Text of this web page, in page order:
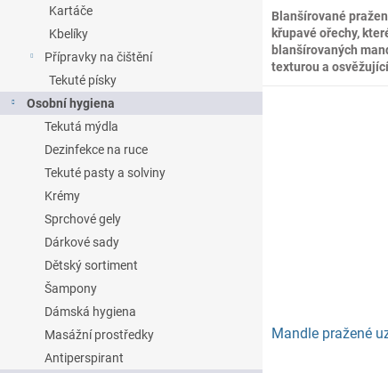
Kartáče
Kbelíky
Přípravky na čištění
Tekuté písky
Osobní hygiena
Tekutá mýdla
Dezinfekce na ruce
Tekuté pasty a solviny
Krémy
Sprchové gely
Dárkové sady
Dětský sortiment
Šampony
Dámská hygiena
Masážní prostředky
Antiperspirant
Blanšírované
křupavé ořechy,
blanšírovaných
texturou a
Mandle pražené